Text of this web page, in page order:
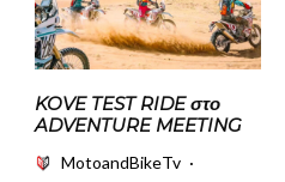
KOVE TEST RIDE στο
ADVENTURE MEETING
MotoandBikeTv ·